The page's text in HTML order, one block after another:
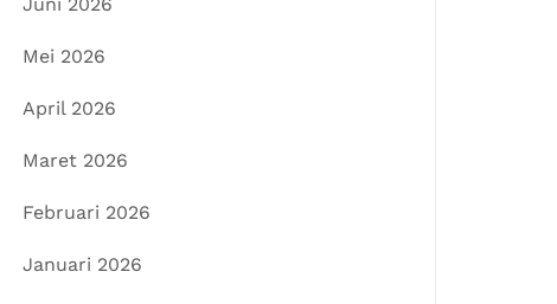
Mei 2026
April 2026
Maret 2026
Februari 2026
Januari 2026